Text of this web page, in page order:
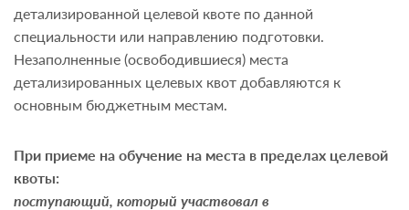
детализированной целевой квоте по данной
специальности или направлению подготовки.
Незаполненные (освободившиеся) места
детализированных целевых квот добавляются к
основным бюджетным местам.
При приеме на обучение на места в пределах целевой
квоты:
поступающий, который участвовал в